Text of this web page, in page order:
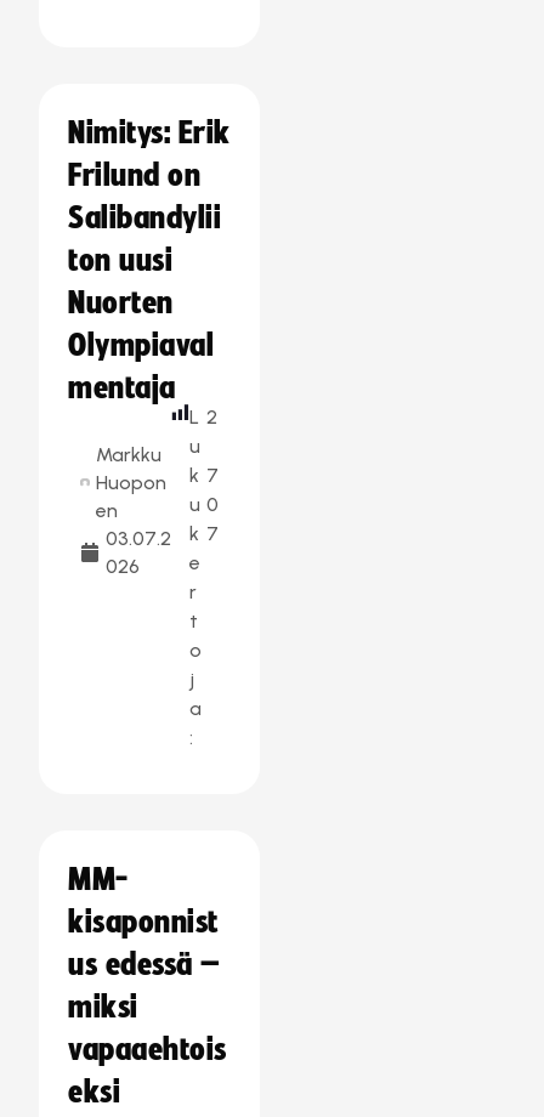
Nimitys: Erik
Frilund on
Salibandylii
ton uusi
Nuorten
Olympiaval
mentaja
Markku
Huopon
en
03.07.2
026
L
u
k
u
k
e
r
t
o
j
a
:
2
7
0
7
MM-
kisaponnist
us edessä –
miksi
vapaaehtois
eksi